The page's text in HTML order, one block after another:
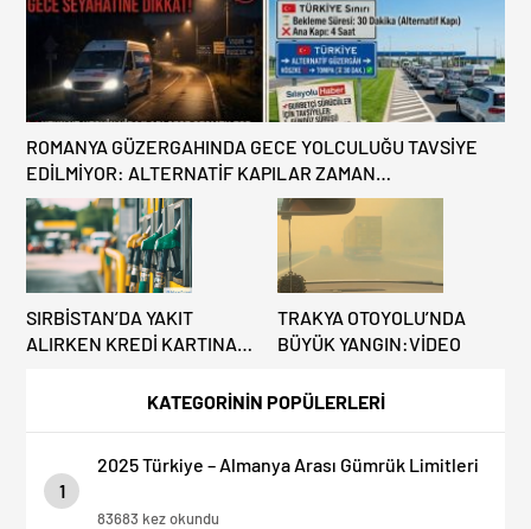
KATEGORİNİN POPÜLERLERİ
1
2025 Türkiye – Almanya Arası Gümrük Limitleri
83683 kez okundu
ROMANYA GÜZERGAHINDA GECE YOLCULUĞU TAVSİYE
EDİLMİYOR: ALTERNATİF KAPILAR ZAMAN
KAZANDIRIYOR!
SIRBİSTAN’DA YAKIT
ALIRKEN KREDİ KARTINA
TRAKYA OTOYOLU’NDA
BÜYÜK YANGIN:VİDEO